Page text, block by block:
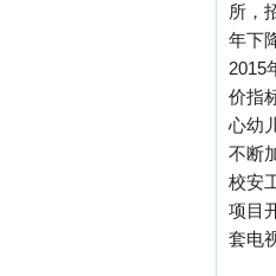
所，
年下
2015
价指
心幼
不断
校安
项目
套电